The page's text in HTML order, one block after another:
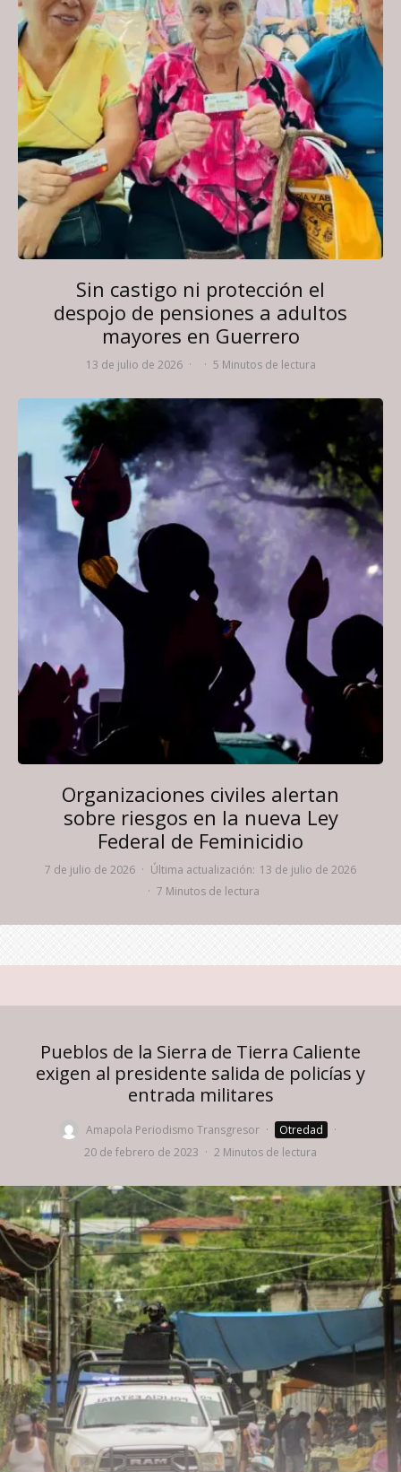
Sin castigo ni protección el
despojo de pensiones a adultos
mayores en Guerrero
13 de julio de 2026 · · 5 Minutos de lectura
Organizaciones civiles alertan
sobre riesgos en la nueva Ley
Federal de Feminicidio
7 de julio de 2026 · Última actualización: 13 de julio de 2026
· 7 Minutos de lectura
Pueblos de la Sierra de Tierra Caliente
exigen al presidente salida de policías y
entrada militares
Amapola Periodismo Transgresor · Otredad
·
20 de febrero de 2023 · 2 Minutos de lectura